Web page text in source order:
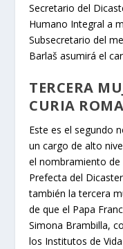
Secretario del
Humano Integral a
Subsecretario del
Barlaš asumirá el
TERCERA
CURIA
Este es el segundo
un cargo de alto
el nombramiento
Prefecta del
también la tercera
de que el Papa
Simona Brambilla,
los Institutos de